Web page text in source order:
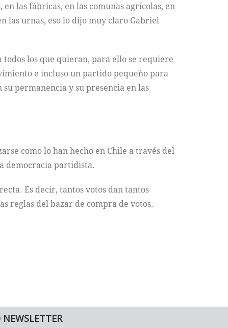
las fábricas, en las comunas agrícolas, en
las urnas, eso lo dijo muy claro Gabriel
los que quieran, para ello se requiere
e incluso un partido pequeño para
permanencia y su presencia en las
como lo han hecho en Chile a través del
democracia partidista.
Es decir, tantos votos dan tantos
reglas del bazar de compra de votos.